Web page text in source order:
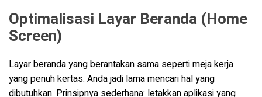
Optimalisasi Layar Beranda (Home
Screen)
Layar beranda yang berantakan sama seperti meja kerja
yang penuh kertas. Anda jadi lama mencari hal yang
dibutuhkan. Prinsipnya sederhana: letakkan aplikasi yang